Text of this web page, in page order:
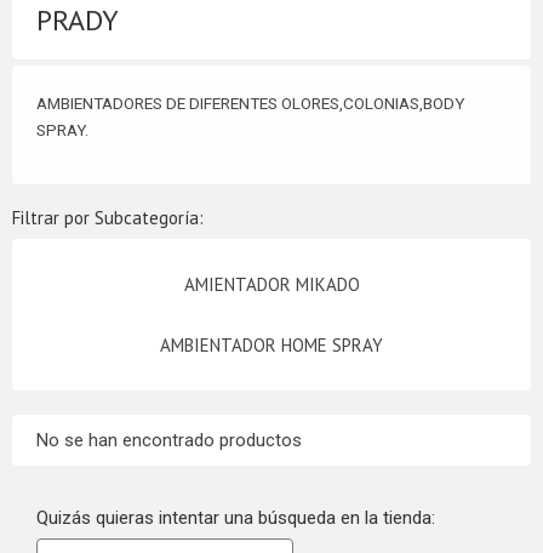
PRADY
AMBIENTADORES DE DIFERENTES OLORES,COLONIAS,BODY
SPRAY.
Filtrar por Subcategoría:
AMIENTADOR MIKADO
AMBIENTADOR HOME SPRAY
No se han encontrado productos
Quizás quieras intentar una búsqueda en la tienda: